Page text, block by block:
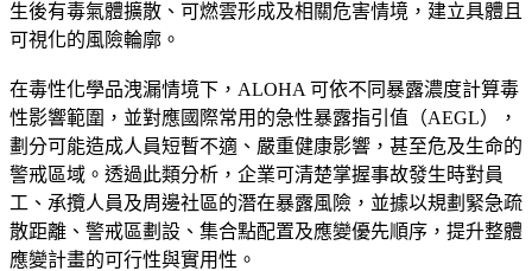
生後有毒氣體擴散、可燃雲形成及相關危害情境，建立具體且
可視化的風險輪廓。
在毒性化學品洩漏情境下，ALOHA 可依不同暴露濃度計算毒
性影響範圍，並對應國際常用的急性暴露指引值（AEGL），
劃分可能造成人員短暫不適、嚴重健康影響，甚至危及生命的
警戒區域。透過此類分析，企業可清楚掌握事故發生時對員
工、承攬人員及周邊社區的潛在暴露風險，並據以規劃緊急疏
散距離、警戒區劃設、集合點配置及應變優先順序，提升整體
應變計畫的可行性與實用性。